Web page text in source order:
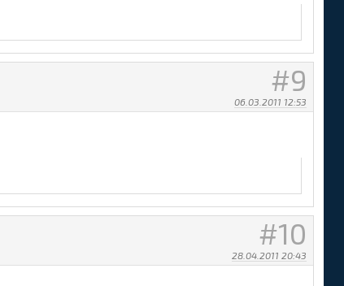
9
06.03.2011 12:53
10
28.04.2011 20:43